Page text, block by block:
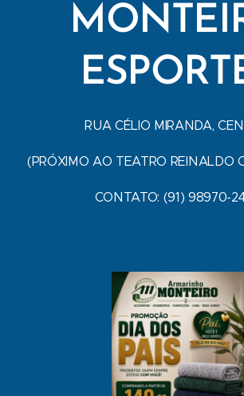
RUA CÉLIO MIRANDA,
(PRÓXIMO AO TEATRO REINALDO
CONTATO: (91) 98970-